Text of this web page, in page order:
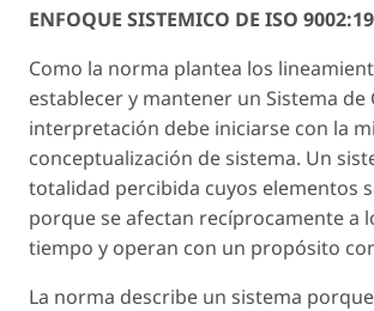
ENFOQUE SISTEMICO DE ISO
Como la norma plantea los
establecer y mantener un Sistema de
interpretación debe iniciarse con la
conceptualización de sistema. Un
totalidad percibida cuyos elementos
porque se afectan recíprocamente a
tiempo y operan con un propósito
La norma describe un sistema